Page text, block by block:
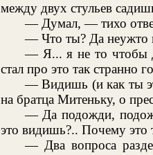
между двух стульев
— Думал, — тихо
— Что ты? Да неужто
— Я... я не то чтобы
стал про это так странно
— Видишь (и как ты
на братца Митеньку, о
— Да подожди,
это видишь?.. Почему это
— Два вопроса